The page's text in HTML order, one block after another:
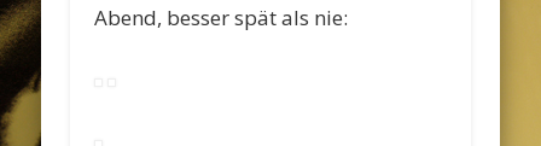
Abend, besser spät als nie: